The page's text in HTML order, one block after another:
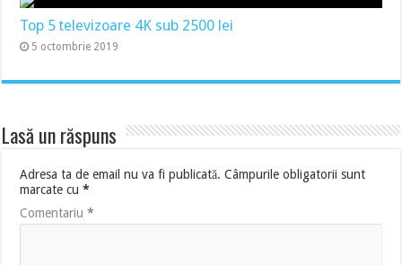
Top 5 televizoare 4K sub 2500 lei
5 octombrie 2019
Lasă un răspuns
Adresa ta de email nu va fi publicată. Câmpurile obligatorii sunt
marcate cu*
Comentariu*